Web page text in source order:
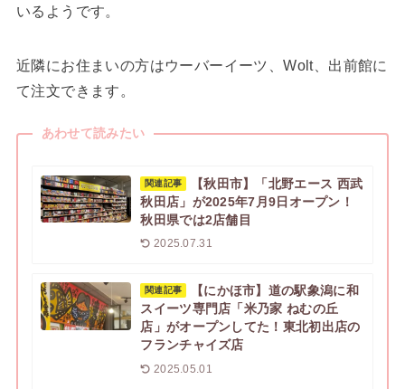
いるようです。
近隣にお住まいの方はウーバーイーツ、Wolt、出前館に
て注文できます。
あわせて読みたい
関連記事
【秋田市】「北野エース 西武
秋田店」が2025年7月9日オープン！
秋田県では2店舗目
2025.07.31
関連記事
【にかほ市】道の駅象潟に和
スイーツ専門店「米乃家 ねむの丘
店」がオープンしてた！東北初出店の
フランチャイズ店
2025.05.01